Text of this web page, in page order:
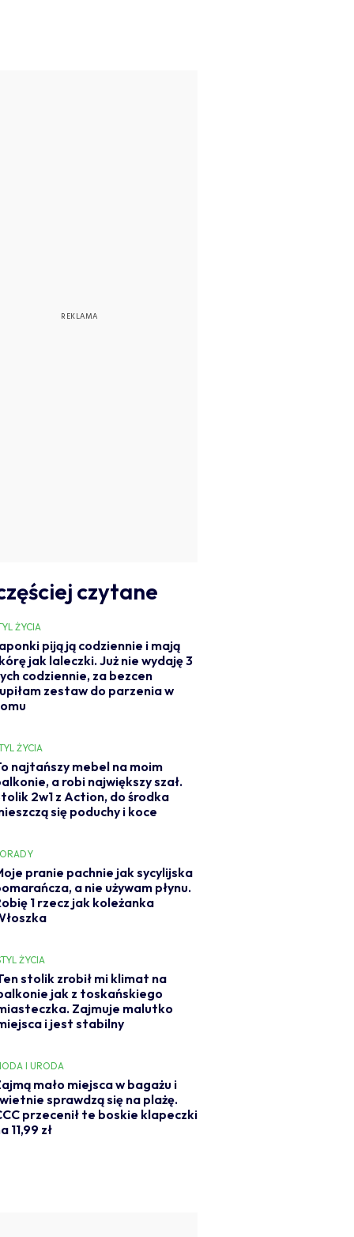
czytane
ŻYCIA
piją ją codziennie i mają
jak laleczki. Już nie wydaję 3
codziennie, za bezcen
zestaw do parzenia w
ŻYCIA
najtańszy mebel na moim
a robi największy szał.
2w1 z Action, do środka
się poduchy i koce
pranie pachnie jak sycylijska
a nie używam płynu.
1 rzecz jak koleżanka
ŻYCIA
stolik zrobił mi klimat na
jak z toskańskiego
Zajmuje malutko
i jest stabilny
I URODA
mało miejsca w bagażu i
sprawdzą się na plażę.
przecenił te boskie klapeczki
11,99 zł